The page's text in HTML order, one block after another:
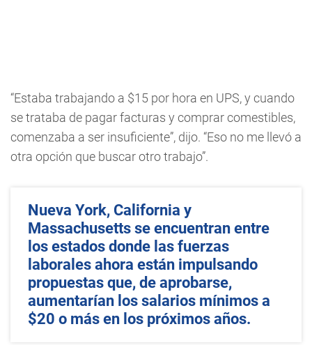
“Estaba trabajando a $15 por hora en UPS, y cuando
se trataba de pagar facturas y comprar comestibles,
comenzaba a ser insuficiente”, dijo. “Eso no me llevó a
otra opción que buscar otro trabajo”.
Nueva York, California y
Massachusetts se encuentran entre
los estados donde las fuerzas
laborales ahora están impulsando
propuestas que, de aprobarse,
aumentarían los salarios mínimos a
$20 o más en los próximos años.